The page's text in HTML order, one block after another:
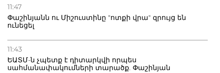
11:47
Փաշինյանն ու Միշուստինը "ոտքի վրա" զրույց են
ունեցել
11:43
ԵԱՏՄ-ն չպետք է դիտարկվի որպես
սահմանափակումների տարածք. Փաշինյան
բնակվել Ռուսաստանում
Բաքվի բանտից գեներալ Մանուկյանը դիմել է
Փաշինյանին